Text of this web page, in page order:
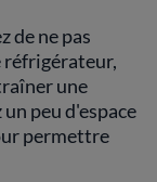
de ne pas
réfrigérateur,
une
peu d'espace
permettre